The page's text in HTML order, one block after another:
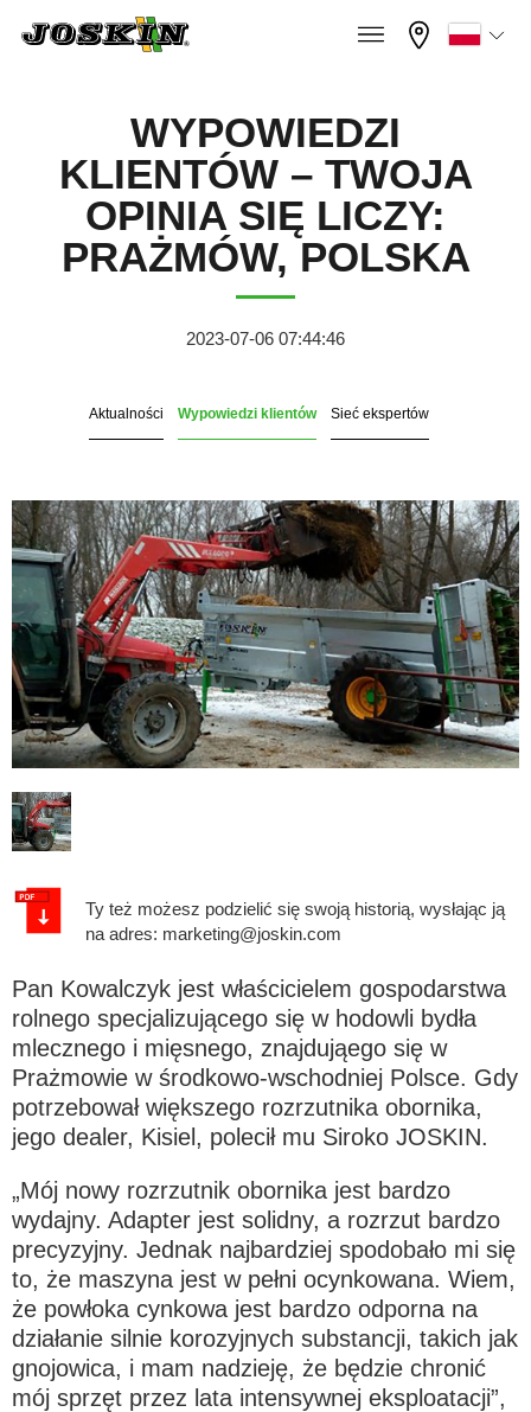
Menu
GAMA
STREFA JOSKIN
FAN SHOP
PARTS BOOK
KONTAKT
MyJOSKIN
×
×
Français
English
Nederlands
Deutsch
Polski
Pobierz broszurę
Italiano
Magyar
Български
Eesti keel
Slovenija
Lietuvių kalba
WYPOWIEDZI
KLIENTÓW – TWOJA
OPINIA SIĘ LICZY:
PRAŻMÓW, POLSKA
2023-07-06 07:44:46
Aktualności Wypowiedzi klientów Sieć ekspertów
Ty też możesz podzielić się swoją historią, wysłając ją
na adres: marketing@joskin.com
Pan Kowalczyk jest właścicielem gospodarstwa
rolnego specjalizującego się w hodowli bydła
mlecznego i mięsnego, znajdująego się w
Prażmowie w środkowo-wschodniej Polsce. Gdy
potrzebował większego rozrzutnika obornika,
jego dealer, Kisiel, polecił mu Siroko JOSKIN.
„Mój nowy rozrzutnik obornika jest bardzo
wydajny. Adapter jest solidny, a rozrzut bardzo
precyzyjny. Jednak najbardziej spodobało mi się
to, że maszyna jest w pełni ocynkowana. Wiem,
że powłoka cynkowa jest bardzo odporna na
działanie silnie korozyjnych substancji, takich jak
gnojowica, i mam nadzieję, że będzie chronić
mój sprzęt przez lata intensywnej eksploatacji”,